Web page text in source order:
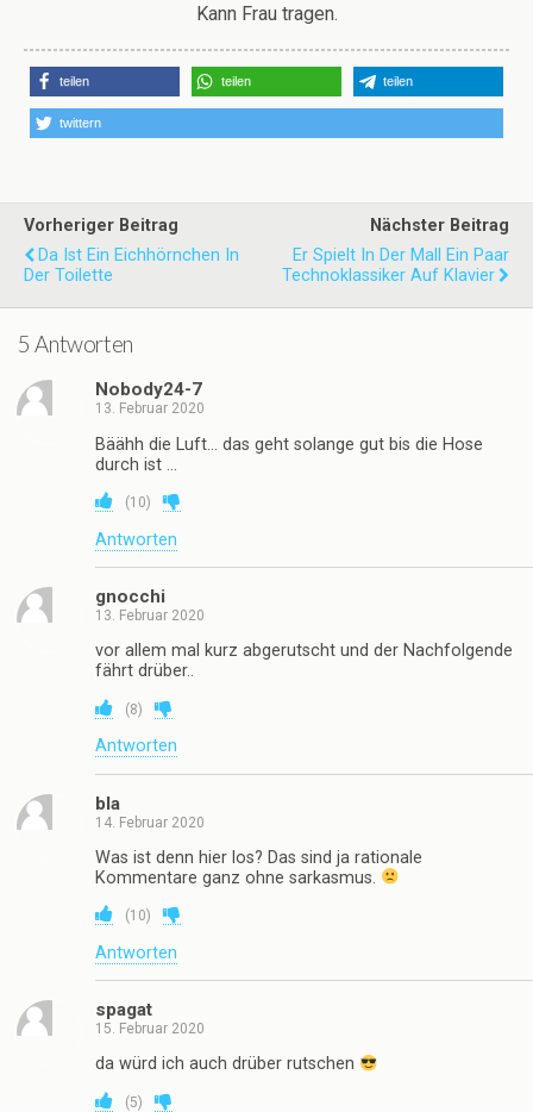
Kann Frau tragen.
teilen teilen teilen
twittern
Vorheriger Beitrag
Da Ist Ein Eichhörnchen In
Der Toilette
Nächster Beitrag
Er Spielt In Der Mall Ein Paar
Technoklassiker Auf Klavier
5 Antworten
Nobody24-7
13. Februar 2020
Bäähh die Luft… das geht solange gut bis die Hose
durch ist …
(10)
Antworten
gnocchi
13. Februar 2020
vor allem mal kurz abgerutscht und der Nachfolgende
fährt drüber..
(8)
Antworten
bla
14. Februar 2020
Was ist denn hier los? Das sind ja rationale
Kommentare ganz ohne sarkasmus.
(10)
Antworten
spagat
15. Februar 2020
da würd ich auch drüber rutschen
(5)